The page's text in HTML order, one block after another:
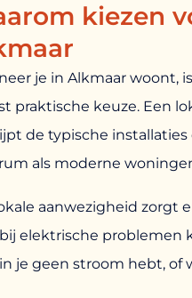
kiezen
je in Alkmaar woont,
praktische keuze. Een
de typische
als moderne
aanwezigheid zorgt
elektrische problemen
je geen stroom hebt, of